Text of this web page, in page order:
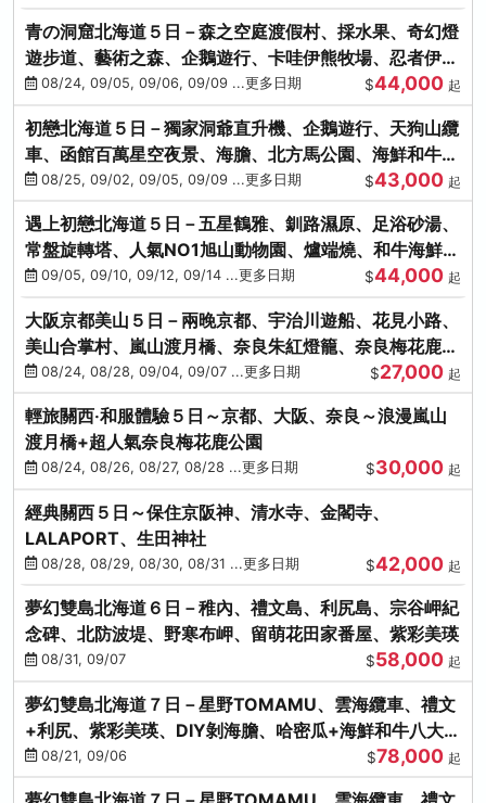
青の洞窟北海道５日－森之空庭渡假村、採水果、奇幻燈
遊步道、藝術之森、企鵝遊行、卡哇伊熊牧場、忍者伊達
時代村、螃蟹吃到飽
08/24, 09/05, 09/06, 09/09 ...更多日期 $44,000 起
初戀北海道５日－獨家洞爺直升機、企鵝遊行、天狗山纜
車、函館百萬星空夜景、海膽、北方馬公園、海鮮和牛螃
蟹吃到飽
08/25, 09/02, 09/05, 09/09 ...更多日期 $43,000 起
遇上初戀北海道５日－五星鶴雅、釧路濕原、足浴砂湯、
常盤旋轉塔、人氣NO1旭山動物園、爐端燒、和牛海鮮螃
蟹吃到飽
09/05, 09/10, 09/12, 09/14 ...更多日期 $44,000 起
大阪京都美山５日－兩晚京都、宇治川遊船、花見小路、
美山合掌村、嵐山渡月橋、奈良朱紅燈籠、奈良梅花鹿、
流水瀑布電扶梯
08/24, 08/28, 09/04, 09/07 ...更多日期 $27,000 起
輕旅關西‧和服體驗５日～京都、大阪、奈良～浪漫嵐山
渡月橋+超人氣奈良梅花鹿公園
08/24, 08/26, 08/27, 08/28 ...更多日期 $30,000 起
經典關西５日～保住京阪神、清水寺、金閣寺、
LALAPORT、生田神社
08/28, 08/29, 08/30, 08/31 ...更多日期 $42,000 起
夢幻雙島北海道６日－稚內、禮文島、利尻島、宗谷岬紀
念碑、北防波堤、野寒布岬、留萌花田家番屋、紫彩美瑛
08/31, 09/07 $58,000 起
夢幻雙島北海道７日－星野TOMAMU、雲海纜車、禮文
+利尻、紫彩美瑛、DIY剝海膽、哈密瓜+海鮮和牛八大螃
蟹吃到飽
08/21, 09/06 $78,000 起